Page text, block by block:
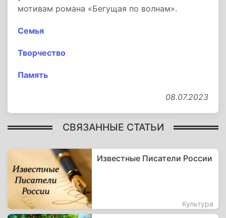
мотивам романа «Бегущая по волнам».
Семья
Творчество
Память
08.07.2023
СВЯЗАННЫЕ СТАТЬИ
Известные Писатели России
Культура